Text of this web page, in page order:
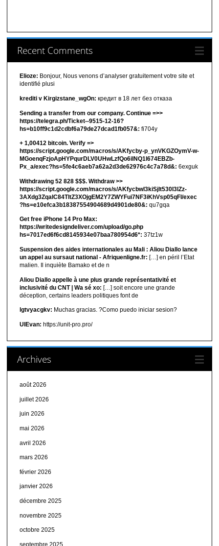
Recent Comments
Elioze: Bonjour, Nous venons d’analyser gratuitement votre site et
identifié plusi
krediti v Kirgizstane_wgOn: кредит в 18 лет без отказа
Sending a transfer from our company. Continue =>>
https://telegra.ph/Ticket--9515-12-16?
hs=b10ff9c1d2cdbf6a79de27dcad1fb057&: fi704y
+ 1,00412 bitсоin. Verify =>
https://script.google.com/macros/s/AKfycby-p_ynVKGZOymV-w-
MGoenqFzjoApHYPqurDLV0UHwLzfQo6ilNQ1l674EBZb-
Px_a/exec?hs=5fe4c6aeb7a62a2d3de62976c4c7a78d&: 6exguk
Withdrawing 52 828 $$$. Withdrаw >>
https://script.google.com/macros/s/AKfycbwl3kiSjlt530I3lZz-
3AXdg3ZqalC84TltZ3XOjgEM2Y7ZWYFui7NF3iKhVsp05qFl/exec
?hs=e10efca3b18387554904689d4901de80&: qu7gqa
Get free iPhone 14 Pro Max:
https://writedesigndeliver.com/upload/go.php
hs=7017ed6f6cd8145934e07baa780954d6*: 37tz1w
Suspension des aides internationales au Mali : Aliou Diallo lance
un appel au sursaut national - Afriquenligne.fr: […] en péril l’Etat
malien. Il inquiète Bamako et de n
Aliou Diallo appelle à une plus grande représentativité et
inclusivité du CNT | Wa sé xo: […] soit encore une grande
déception, certains leaders politiques font de
lgtvyacgkv: Muchas gracias. ?Como puedo iniciar sesion?
UIEvan: https://unit-pro.pro/
Archives
août 2026
juillet 2026
juin 2026
mai 2026
avril 2026
mars 2026
février 2026
janvier 2026
décembre 2025
novembre 2025
octobre 2025
septembre 2025